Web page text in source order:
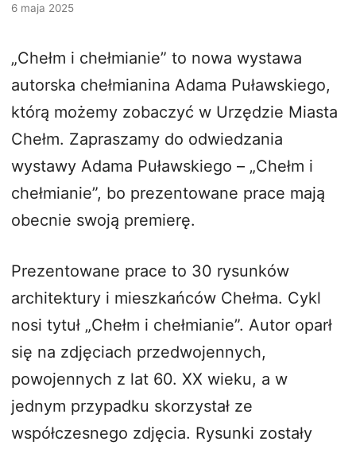
i6 maja 2025
„Chełm i chełmianie” to nowa wystawa
autorska chełmianina Adama Puławskiego,
którą możemy zobaczyć w Urzędzie Miasta
Chełm. Zapraszamy do odwiedzania
wystawy Adama Puławskiego – „Chełm i
chełmianie”, bo prezentowane prace mają
obecnie swoją premierę.
Prezentowane prace to 30 rysunków
architektury i mieszkańców Chełma. Cykl
nosi tytuł „Chełm i chełmianie”. Autor oparł
się na zdjęciach przedwojennych,
powojennych z lat 60. XX wieku, a w
jednym przypadku skorzystał ze
współczesnego zdjęcia. Rysunki zostały